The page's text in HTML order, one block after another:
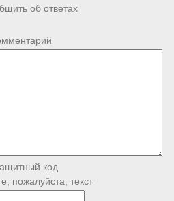
об ответах
пожалуйста, текст